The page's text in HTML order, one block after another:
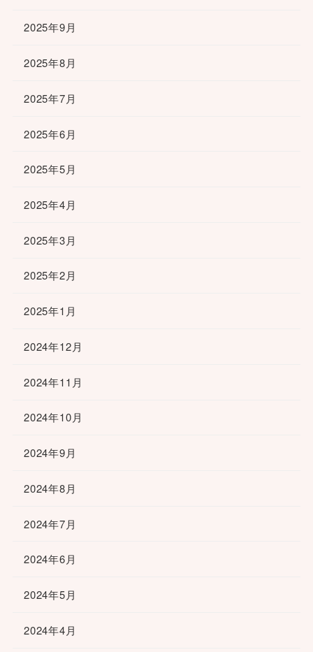
2025年9月
2025年8月
2025年7月
2025年6月
2025年5月
2025年4月
2025年3月
2025年2月
2025年1月
2024年12月
2024年11月
2024年10月
2024年9月
2024年8月
2024年7月
2024年6月
2024年5月
2024年4月